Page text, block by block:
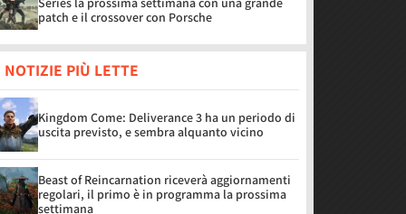
patch e il crossover con Porsche
NOTIZIE PIÙ LETTE
Kingdom Come: Deliverance 3 ha un periodo di
uscita previsto, e sembra alquanto vicino
Beast of Reincarnation riceverà aggiornamenti
regolari, il primo è in programma la prossima
settimana